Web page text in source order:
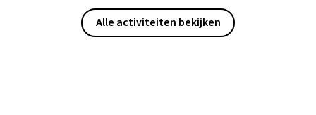
Alle activiteiten bekijken